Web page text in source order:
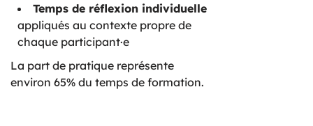
Temps de réflexion individuelle
appliqués au contexte propre de
chaque participant·e
La part de pratique représente
environ 65% du temps de formation.